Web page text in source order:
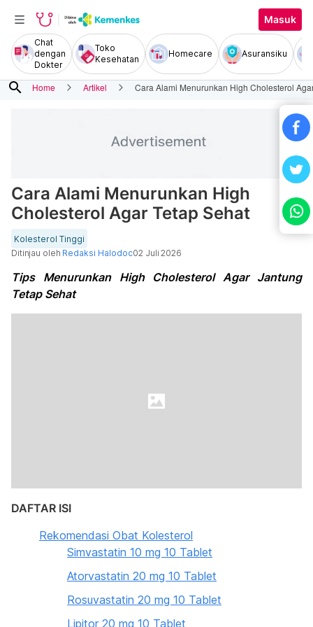
Masuk
Chat
dengan
Dokter
Toko
Kesehatan
Homecare Asuransiku
search Home Artikel Cara Alami Menurunkan High Cholesterol
Cara Alami Menurunkan High
Cholesterol Agar Tetap Sehat
Kolesterol Tinggi
Ditinjau oleh Redaksi Halodoc02 Juli 2026
Tips Menurunkan High Cholesterol Agar Jantung
Tetap Sehat
DAFTAR ISI
Rekomendasi Obat Kolesterol
Simvastatin 10 mg 10 Tablet
Atorvastatin 20 mg 10 Tablet
Rosuvastatin 20 mg 10 Tablet
Lipitor 20 mg 10 Tablet